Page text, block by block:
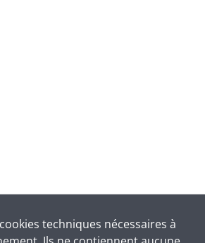
cookies techniques nécessaires à